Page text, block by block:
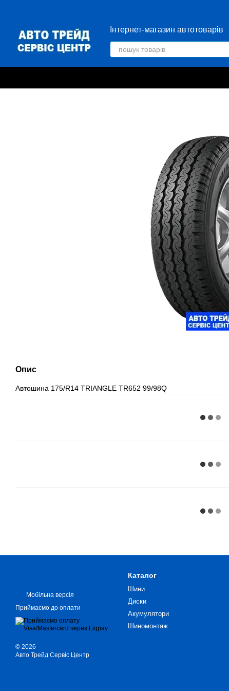
Інтернет-магазин автотоварів
Опис
Автошина 175/R14 TRIANGLE TR652 99/98Q
Мобільна версія
Приймаємо до оплати
© 2026
Авто Трейд Сервіс Центр
Каталог
Шини
Диски
Акумулятори
Шиномонтаж